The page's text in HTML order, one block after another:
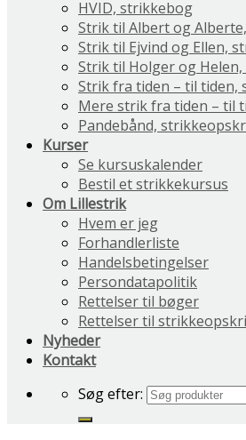
HVID, strikkebog
Strik til Albert og
Strik til Ejvind og Ellen,
Strik til Holger og
Strik fra tiden – til tiden,
Mere strik fra tiden – til
Pandebånd,
Kurser
Se kursuskalender
Bestil et strikkekursus
Om Lillestrik
Hvem er jeg
Forhandlerliste
Handelsbetingelser
Persondatapolitik
Rettelser til bøger
Rettelser til
Nyheder
Kontakt
Søg efter: